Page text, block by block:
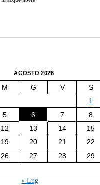
AGOSTO 2026
M G V S
1
5 6 7 8
12 13 14 15
19 20 21 22
26 27 28 29
« Lug